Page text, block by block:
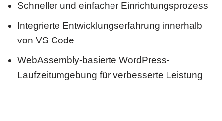
Schneller und einfacher Einrichtungsprozess
Integrierte Entwicklungserfahrung innerhalb
von VS Code
WebAssembly-basierte WordPress-
Laufzeitumgebung für verbesserte Leistung